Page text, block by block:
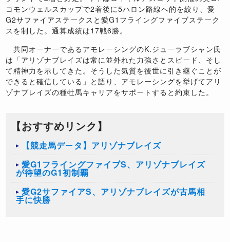
コモンウェルスカップで2着後に5ハロン路線へ的を絞り、愛
G2サファイアステークスと愛G1フライングファイブステーク
スを制した。通算成績は17戦6勝。
共同オーナーであるアモレーシングのK.ジューラブシャン氏
は「アリゾナブレイズは常に並外れた力強さとスピード、そし
て精神力を示してきた。そうした気質を後世に引き継ぐことが
できると確信している」と語り、アモレーシングを挙げてアリ
ゾナブレイズの種牡馬キャリアをサポートすると約束した。
【おすすめリンク】
【競走馬データ】アリゾナブレイズ
愛G1フライングファイブS、アリゾナブレイズ
が待望のG1初制覇
愛G2サファイアS、アリゾナブレイズが古馬相
手に快勝